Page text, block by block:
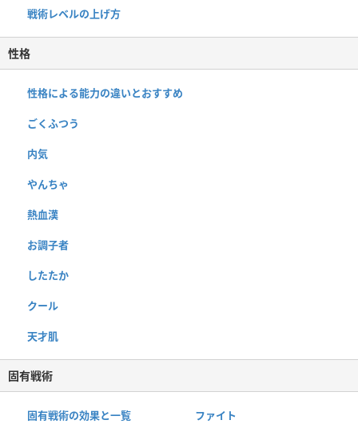
戦術レベルの上げ方
性格
性格による能力の違いとおすすめ
ごくふつう
内気
やんちゃ
熱血漢
お調子者
したたか
クール
天才肌
固有戦術
固有戦術の効果と一覧 ファイト